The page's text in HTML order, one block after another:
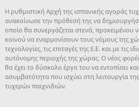
Η ρυθμιστική Αρχή της ισπανικής αγοράς
ανακοίνωσε την πρόθεσή της να
οποίο θα συνεργάζεται στενά, προκειμένου
κοινού να εναρμονίσουν τους νόμους της
τεχνολογίες, τις επιταγές της Ε.Ε. και με τις
αυτόνομης περιοχής της χώρας. Ο νέος
θα έχει το δύσκολο έργο του να εντοπίσει
ασυμβατότητα που ισχύει στη λειτουργία
τυχερών παιχνιδιών.